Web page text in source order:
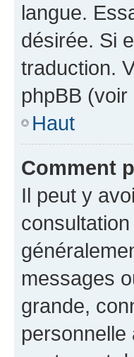
langue.
désirée. Si
traduction.
phpBB
Haut
Comment
Il peut y
messages
grande,
personnelle